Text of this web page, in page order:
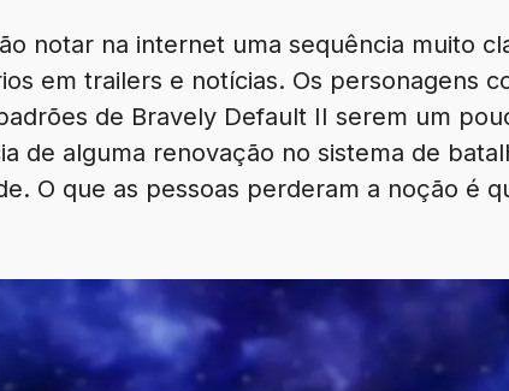
notar na internet uma sequência muito
em trailers e notícias. Os personagens
de Bravely Default II serem um
de alguma renovação no sistema de
O que as pessoas perderam a noção é